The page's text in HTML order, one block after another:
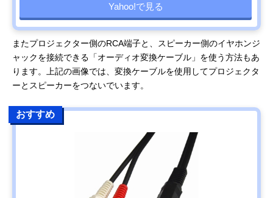
Yahoo!で見る
またプロジェクター側のRCA端子と、スピーカー側のイヤホンジ
ャックを接続できる「オーディオ変換ケーブル」を使う方法もあ
ります。上記の画像では、変換ケーブルを使用してプロジェクタ
ーとスピーカーをつないでいます。
おすすめ